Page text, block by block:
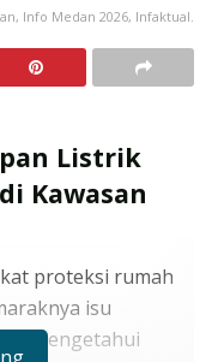
Info Medan 2026, Infaktual.
Listrik
Kawasan
proteksi rumah
isu
mengetahui